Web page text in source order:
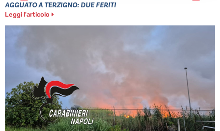
AGGUATO A TERZIGNO: DUE FERITI
Leggi l'articolo